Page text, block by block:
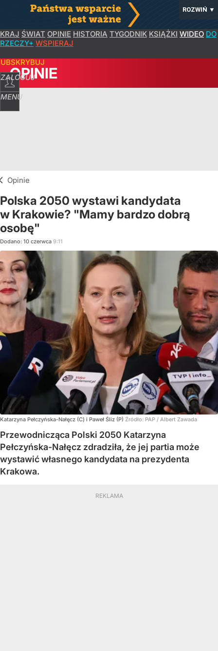
ROZWIŃ ▼
KRAJ ŚWIAT OPINIE HISTORIA TYGODNIK KSIĄŻKI WIDEO DO
RZECZY+ WSPIERAJ
ZALOGUJ
MENU
OPINIE
Opinie
Polska 2050 wystawi kandydata
w Krakowie? "Mamy bardzo dobrą
osobę"
Dodano: 10 czerwca 9:11
Katarzyna Pełczyńska-Nałęcz (C) i Paweł Śliz (P) Źródło: PAP / Albert Zawada
Przewodnicząca Polski 2050 Katarzyna
Pełczyńska-Nałęcz zdradziła, że jej partia może
wystawić własnego kandydata na prezydenta
Krakowa.